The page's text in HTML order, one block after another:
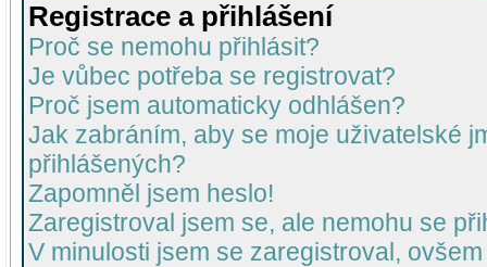
Registrace a přihlášení
Proč se nemohu přihlásit?
Je vůbec potřeba se registrovat?
Proč jsem automaticky odhlášen?
Jak zabráním, aby se moje uživatelské
přihlášených?
Zapomněl jsem heslo!
Zaregistroval jsem se, ale nemohu se
V minulosti jsem se zaregistroval,